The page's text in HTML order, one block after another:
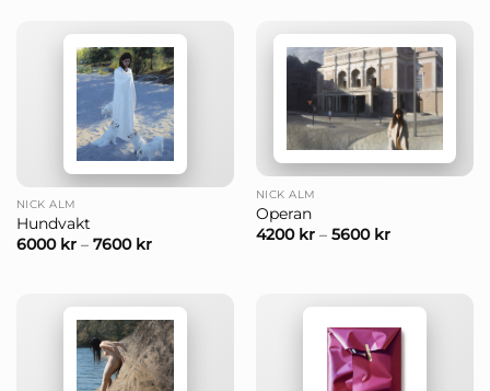
NICK ALM
Hundvakt
6000 kr– 7600 kr
NICK ALM
Operan
4200 kr– 5600 kr